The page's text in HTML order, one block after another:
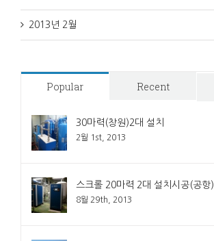
2013년 2월
Popular Recent
30마력(창원)2대 설치
2월 1st, 2013
스크롤 20마력 2대 설치시공(공항)
8월 29th, 2013